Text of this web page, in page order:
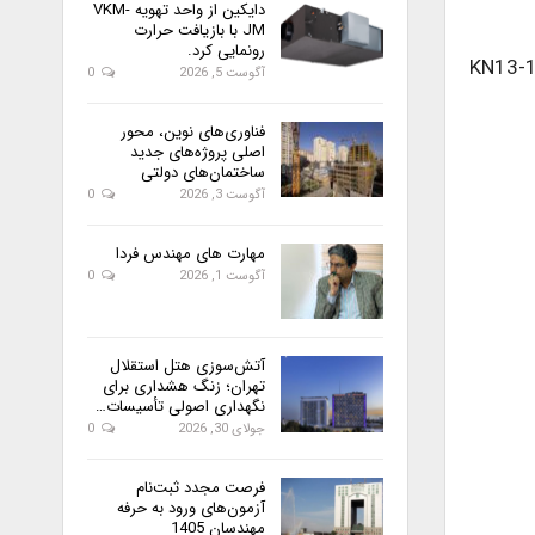
KN13-
دایکین از واحد تهویه VKM-
JM با بازیافت حرارت
رونمایی کرد.
آگوست 5, 2026
فناوری‌های نوین، محور
اصلی پروژه‌های جدید
ساختمان‌های دولتی
آگوست 3, 2026
مهارت های مهندس فردا
آگوست 1, 2026
آتش‌سوزی هتل استقلال
تهران؛ زنگ هشداری برای
نگهداری اصولی تأسیسات…
جولای 30, 2026
فرصت مجدد ثبت‌نام
آزمون‌های ورود به حرفه
مهندسان 1405